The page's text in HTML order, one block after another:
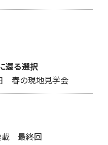
還る選択
春の現地見学会
載 最終回